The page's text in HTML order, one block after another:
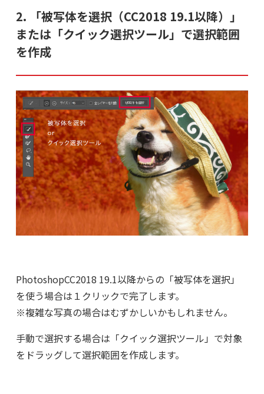
2. 「被写体を選択（CC2018 19.1以降）」
または「クイック選択ツール」で選択範囲
を作成
PhotoshopCC2018 19.1以降からの「被写体を選択」
を使う場合は１クリックで完了します。
※複雑な写真の場合はむずかしいかもしれません。
手動で選択する場合は「クイック選択ツール」で対象
をドラッグして選択範囲を作成します。